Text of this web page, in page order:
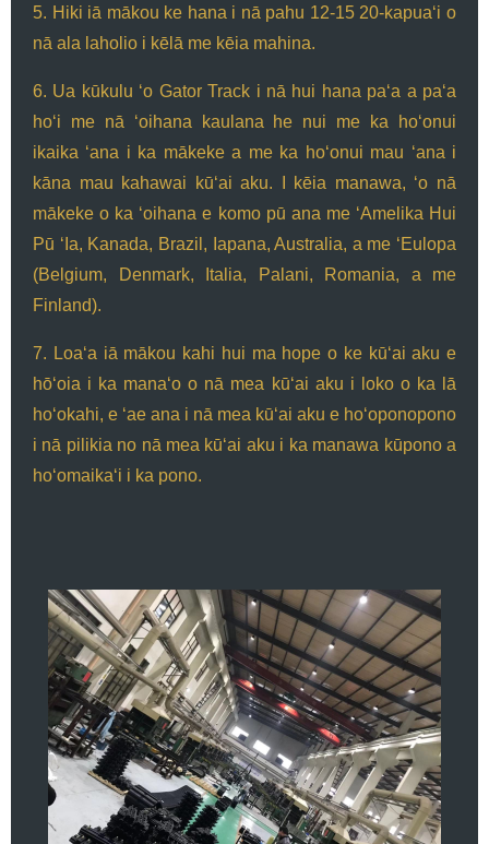
5. Hiki iā mākou ke hana i nā pahu 12-15 20-kapuaʻi o
nā ala laholio i kēlā me kēia mahina.
6. Ua kūkulu ʻo Gator Track i nā hui hana paʻa a paʻa
hoʻi me nā ʻoihana kaulana he nui me ka hoʻonui
ikaika ʻana i ka mākeke a me ka hoʻonui mau ʻana i
kāna mau kahawai kūʻai aku. I kēia manawa, ʻo nā
mākeke o ka ʻoihana e komo pū ana me ʻAmelika Hui
Pū ʻIa, Kanada, Brazil, Iapana, Australia, a me ʻEulopa
(Belgium, Denmark, Italia, Palani, Romania, a me
Finland).
7. Loaʻa iā mākou kahi hui ma hope o ke kūʻai aku e
hōʻoia i ka manaʻo o nā mea kūʻai aku i loko o ka lā
hoʻokahi, e ʻae ana i nā mea kūʻai aku e hoʻoponopono
i nā pilikia no nā mea kūʻai aku i ka manawa kūpono a
hoʻomaikaʻi i ka pono.